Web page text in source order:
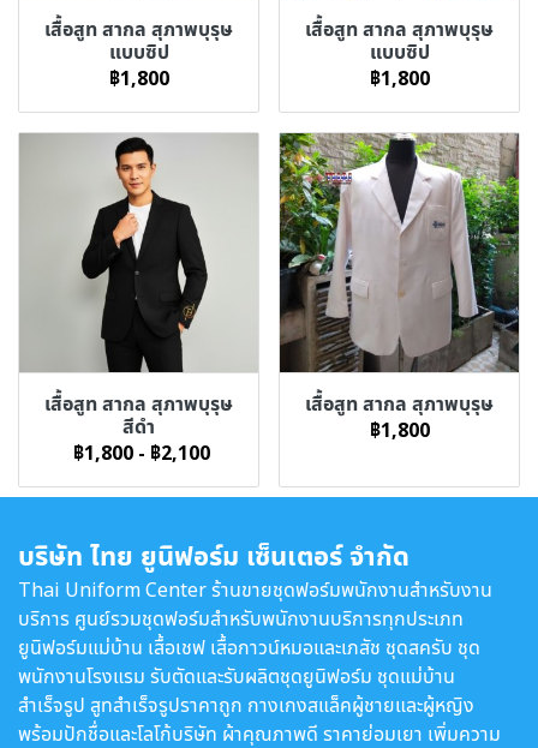
เสื้อสูท สากล สุภาพบุรุษ
แบบซิป
฿1,800
เสื้อสูท สากล สุภาพบุรุษ
แบบซิป
฿1,800
เสื้อสูท สากล สุภาพบุรุษ
สีดำ
฿1,800 - ฿2,100
เสื้อสูท สากล สุภาพบุรุษ
฿1,800
บริษัท ไทย ยูนิฟอร์ม เซ็นเตอร์ จำกัด
Thai Uniform Center ร้านขายชุดฟอร์มพนักงานสำหรับงาน
บริการ ศูนย์รวมชุดฟอร์มสำหรับพนักงานบริการทุกประเภท
ยูนิฟอร์มแม่บ้าน เสื้อเชฟ เสื้อกาวน์หมอและเภสัช ชุดสครับ ชุด
พนักงานโรงแรม รับตัดและรับผลิตชุดยูนิฟอร์ม ชุดแม่บ้าน
สำเร็จรูป สูทสำเร็จรูปราคาถูก กางเกงสแล็คผู้ชายและผู้หญิง
พร้อมปักชื่อและโลโก้บริษัท ผ้าคุณภาพดี ราคาย่อมเยา เพิ่มความ